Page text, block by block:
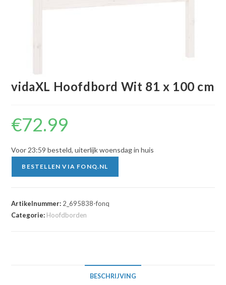
vidaXL Hoofdbord Wit 81 x 100 cm
€72.99
Voor 23:59 besteld, uiterlijk woensdag in huis
BESTELLEN VIA FONQ.NL
Artikelnummer: 2_695838-fonq
Categorie: Hoofdborden
BESCHRIJVING